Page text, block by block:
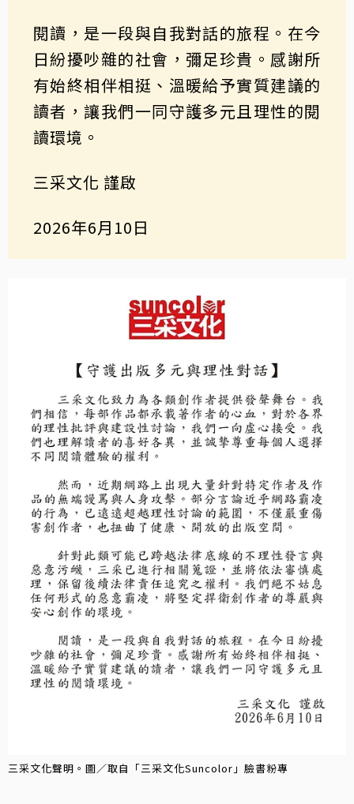
閱讀，是一段與自我對話的旅程。在今
日紛擾吵雜的社會，彌足珍貴。感謝所
有始終相伴相挺、溫暖給予實質建議的
讀者，讓我們一同守護多元且理性的閱
讀環境。
三采文化 謹啟
2026年6月10日
三采文化聲明。圖／取自「三采文化Suncolor」臉書粉專